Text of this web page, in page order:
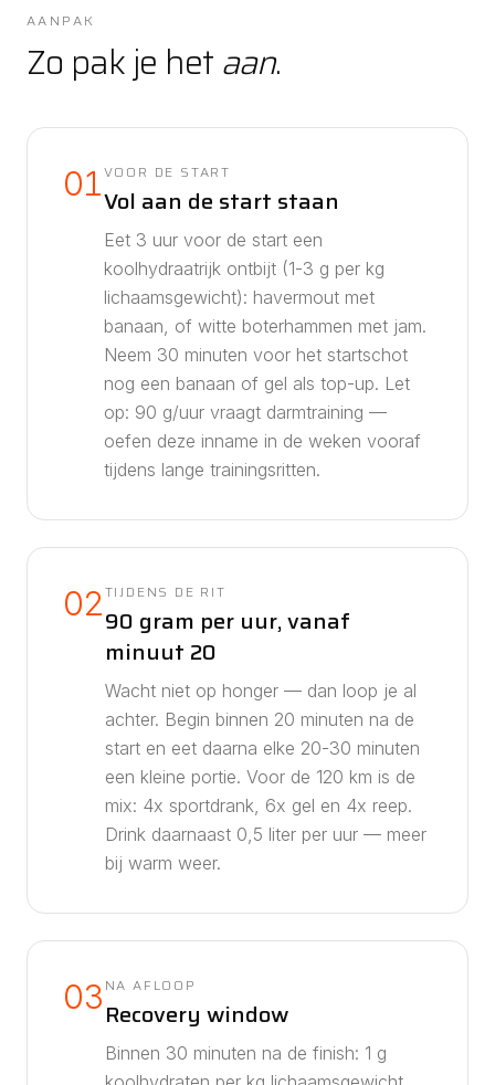
AANPAK
Zo pak je hetaan.
01VOOR DE START
Vol aan de start staan
Eet 3 uur voor de start een
koolhydraatrijk ontbijt (1-3 g per kg
lichaamsgewicht): havermout met
banaan, of witte boterhammen met jam.
Neem 30 minuten voor het startschot
nog een banaan of gel als top-up. Let
op: 90 g/uur vraagt darmtraining —
oefen deze inname in de weken vooraf
tijdens lange trainingsritten.
02TIJDENS DE RIT
90 gram per uur, vanaf
minuut 20
Wacht niet op honger — dan loop je al
achter. Begin binnen 20 minuten na de
start en eet daarna elke 20-30 minuten
een kleine portie. Voor de 120 km is de
mix: 4x sportdrank, 6x gel en 4x reep.
Drink daarnaast 0,5 liter per uur — meer
bij warm weer.
03 NA AFLOOP
Recovery window
Binnen 30 minuten na de finish: 1 g